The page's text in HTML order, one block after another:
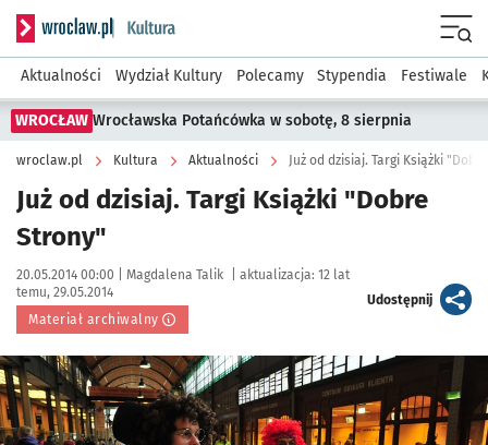
Serwis informacyjny wroclaw.pl podserwis: Kultura
Aktualności Wydział Kultury Polecamy Stypendia Festiwale
WROCŁAW Wrocławska Potańcówka w sobotę, 8 sierpnia
wroclaw.pl Kultura Aktualności Już od dzisiaj. Targi Książki
Już od dzisiaj. Targi Książki "Dobre
Strony"
Data publikacji:
20.05.2014 00:00 | Autor:
Magdalena Talik aktualizacja: 12 lat
temu, 29.05.2014
Materiał archiwalny
Udostępnijartykuł
Kliknij, aby powiększyć